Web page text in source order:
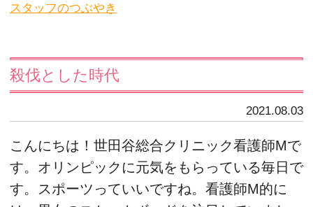
スタッフのつぶやき
殺伐とした時代
2021.08.03
こんにちは！世田谷総合クリニック看護師Mで
す。オリンピックに元気をもらっている毎日で
す。スポーツっていいですね。看護師M的に